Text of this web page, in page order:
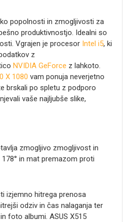
popolnosti in zmogljivosti za
produktivnostjo. Idealni so
Vgrajen je procesor Intel i5, ki
z
NVIDIA GeForce z lahkoto.
X 1080 vam ponuja neverjetno
brskali po spletu z podporo
vaše najljubše slike,
zmogljivo zmogljivost in
in mat premazom proti
izjemno hitrega prenosa
odziv in čas nalaganja ter
foto albumi. ASUS X515